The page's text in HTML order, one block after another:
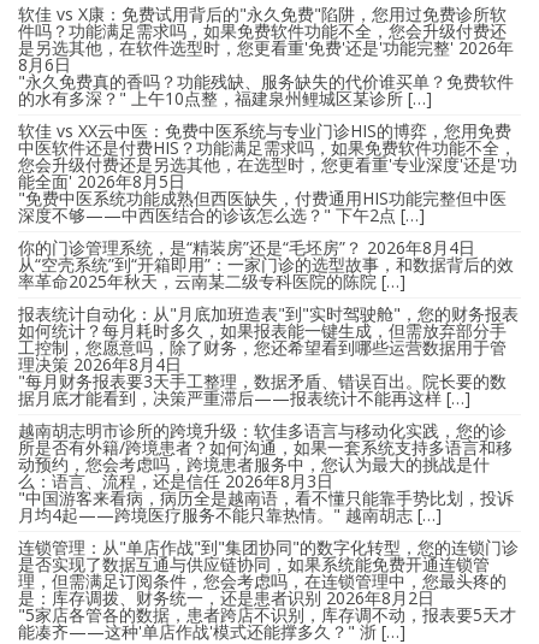
软佳 vs X康：免费试用背后的"永久免费"陷阱，您用过免费诊所软
件吗？功能满足需求吗，如果免费软件功能不全，您会升级付费还
是另选其他，在软件选型时，您更看重'免费'还是'功能完整' 2026年
8月6日
"永久免费真的香吗？功能残缺、服务缺失的代价谁买单？免费软件
的水有多深？" 上午10点整，福建泉州鲤城区某诊所 […]
软佳 vs XX云中医：免费中医系统与专业门诊HIS的博弈，您用免费
中医软件还是付费HIS？功能满足需求吗，如果免费软件功能不全，
您会升级付费还是另选其他，在选型时，您更看重'专业深度'还是'功
能全面' 2026年8月5日
"免费中医系统功能成熟但西医缺失，付费通用HIS功能完整但中医
深度不够——中西医结合的诊该怎么选？" 下午2点 […]
你的门诊管理系统，是“精装房”还是“毛坯房”？ 2026年8月4日
从“空壳系统”到“开箱即用”：一家门诊的选型故事，和数据背后的效
率革命2025年秋天，云南某二级专科医院的陈院 […]
报表统计自动化：从"月底加班造表"到"实时驾驶舱"，您的财务报表
如何统计？每月耗时多久，如果报表能一键生成，但需放弃部分手
工控制，您愿意吗，除了财务，您还希望看到哪些运营数据用于管
理决策 2026年8月4日
"每月财务报表要3天手工整理，数据矛盾、错误百出。院长要的数
据月底才能看到，决策严重滞后——报表统计不能再这样 […]
越南胡志明市诊所的跨境升级：软佳多语言与移动化实践，您的诊
所是否有外籍/跨境患者？如何沟通，如果一套系统支持多语言和移
动预约，您会考虑吗，跨境患者服务中，您认为最大的挑战是什
么：语言、流程，还是信任 2026年8月3日
"中国游客来看病，病历全是越南语，看不懂只能靠手势比划，投诉
月均4起——跨境医疗服务不能只靠热情。" 越南胡志 […]
连锁管理：从"单店作战"到"集团协同"的数字化转型，您的连锁门诊
是否实现了数据互通与供应链协同，如果系统能免费开通连锁管
理，但需满足订阅条件，您会考虑吗，在连锁管理中，您最头疼的
是：库存调拨、财务统一，还是患者识别 2026年8月2日
"5家店各管各的数据，患者跨店不识别，库存调不动，报表要5天才
能凑齐——这种'单店作战'模式还能撑多久？" 浙 […]